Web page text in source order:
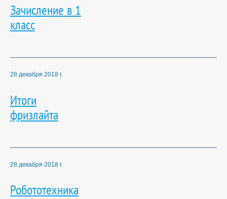
Зачисление в 1
класс
28 декабря 2018 г.
Итоги
фризлайта
28 декабря 2018 г.
Робототехника